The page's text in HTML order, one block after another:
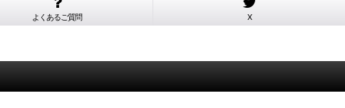
よくあるご質問 X